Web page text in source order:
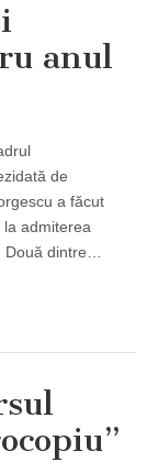
anul
de
a făcut
la admiterea
Două dintre…